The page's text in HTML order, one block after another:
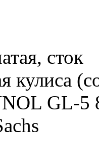
сток
кулиса
GL-5